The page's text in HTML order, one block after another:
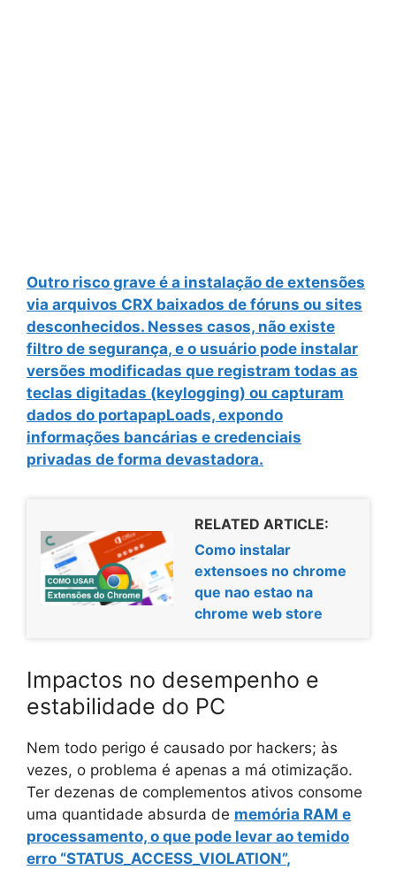
Outro risco grave é a instalação de extensões
via arquivos CRX baixados de fóruns ou sites
desconhecidos. Nesses casos, não existe
filtro de segurança, e o usuário pode instalar
versões modificadas que registram todas as
teclas digitadas (keylogging) ou capturam
dados do portapapLoads, expondo
informações bancárias e credenciais
privadas de forma devastadora.
RELATED ARTICLE:
Como instalar
extensoes no chrome
que nao estao na
chrome web store
Impactos no desempenho e
estabilidade do PC
Nem todo perigo é causado por hackers; às
vezes, o problema é apenas a má otimização.
Ter dezenas de complementos ativos consome
uma quantidade absurda de memória RAM e
processamento, o que pode levar ao temido
erro “STATUS_ACCESS_VIOLATION”,